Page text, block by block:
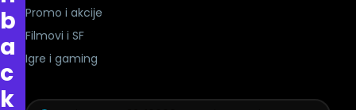
b
a
c
k
Promo i akcije
Filmovi i SF
Igre i gaming